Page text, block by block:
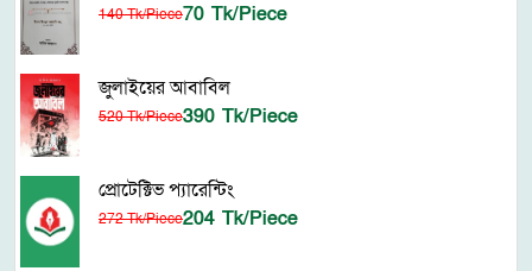
140 Tk/Piece70 Tk/Piece
জুলাইয়ের আবাবিল
520 Tk/Piece390 Tk/Piece
প্রোটেক্টিভ প্যারেন্টিং
272 Tk/Piece204 Tk/Piece